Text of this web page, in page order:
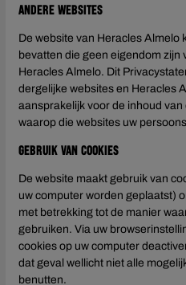
Andere websites
De website van Heracles Almelo
bevatten die geen eigendom
Heracles Almelo. Dit
dergelijke websites en Heracles
aansprakelijk voor de inhoud
waarop die websites uw
Gebruik van cookies
De website maakt gebruik van
uw computer worden geplaatst)
met betrekking tot de manier
gebruiken. Via uw
cookies op uw computer
dat geval wellicht niet alle
benutten.